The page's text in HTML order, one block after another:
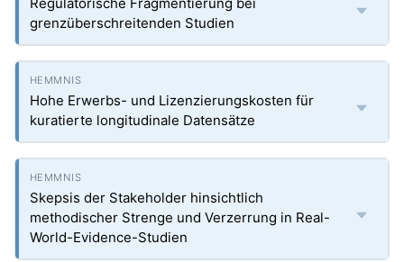
grenzüberschreitenden Studien
Hohe Erwerbs- und Lizenzierungskosten für
kuratierte longitudinale Datensätze
Skepsis der Stakeholder hinsichtlich
methodischer Strenge und Verzerrung in Real-
World-Evidence-Studien